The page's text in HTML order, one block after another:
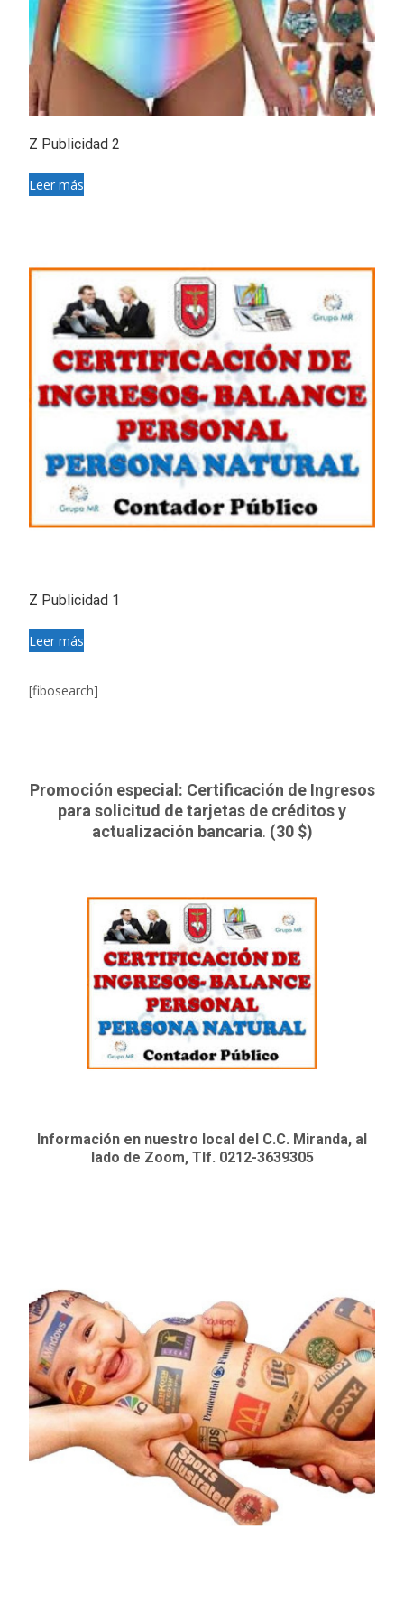
Z Publicidad 2
Leer más
Z Publicidad 1
Leer más
[fibosearch]
Promoción especial: Certificación de Ingresos
para solicitud de tarjetas de créditos y
actualización bancaria. (30 $)
Información en nuestro local del C.C. Miranda, al
lado de Zoom, Tlf. 0212-3639305